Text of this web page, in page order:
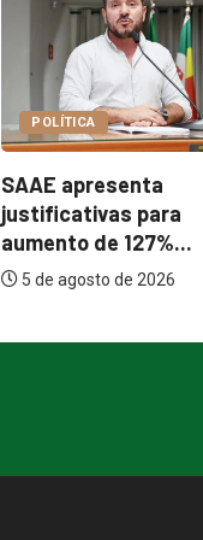
OPINIÃO
impulsiona o debate
eleitoral...